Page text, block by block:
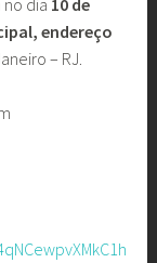
endereço
– RJ.